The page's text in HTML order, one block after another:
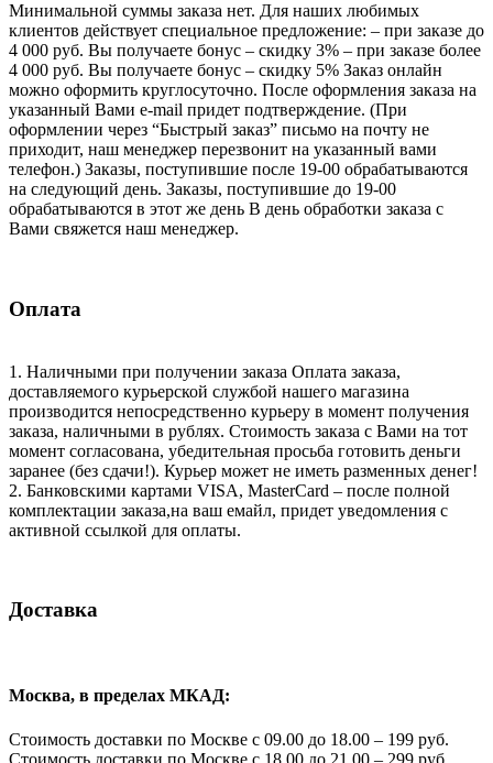
Минимальной суммы заказа нет. Для наших любимых
клиентов действует специальное предложение: – при заказе до
4 000 руб. Вы получаете бонус – скидку 3% – при заказе более
4 000 руб. Вы получаете бонус – скидку 5% Заказ онлайн
можно оформить круглосуточно. После оформления заказа на
указанный Вами e-mail придет подтверждение. (При
оформлении через “Быстрый заказ” письмо на почту не
приходит, наш менеджер перезвонит на указанный вами
телефон.) Заказы, поступившие после 19-00 обрабатываются
на следующий день. Заказы, поступившие до 19-00
обрабатываются в этот же день В день обработки заказа с
Вами свяжется наш менеджер.
Оплата
1. Наличными при получении заказа Оплата заказа,
доставляемого курьерской службой нашего магазина
производится непосредственно курьеру в момент получения
заказа, наличными в рублях. Стоимость заказа с Вами на тот
момент согласована, убедительная просьба готовить деньги
заранее (без сдачи!). Курьер может не иметь разменных денег!
2. Банковскими картами VISA, MasterCard – после полной
комплектации заказа,на ваш емайл, придет уведомления с
активной ссылкой для оплаты.
Доставка
Москва, в пределах МКАД:
Стоимость доставки по Москве с 09.00 до 18.00 – 199 руб.
Стоимость доставки по Москве с 18.00 до 21.00 – 299 руб.